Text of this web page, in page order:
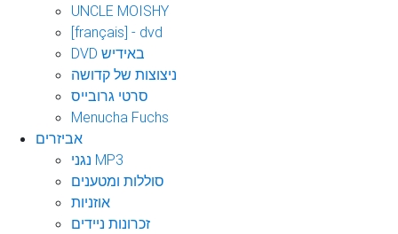
UNCLE MOISHY
[français] - dvd
DVD באידיש
ניצוצות של קדושה
סרטי גרובייס
Menucha Fuchs
אביזרים
נגני MP3
סוללות ומטענים
אוזניות
זכרונות ניידים